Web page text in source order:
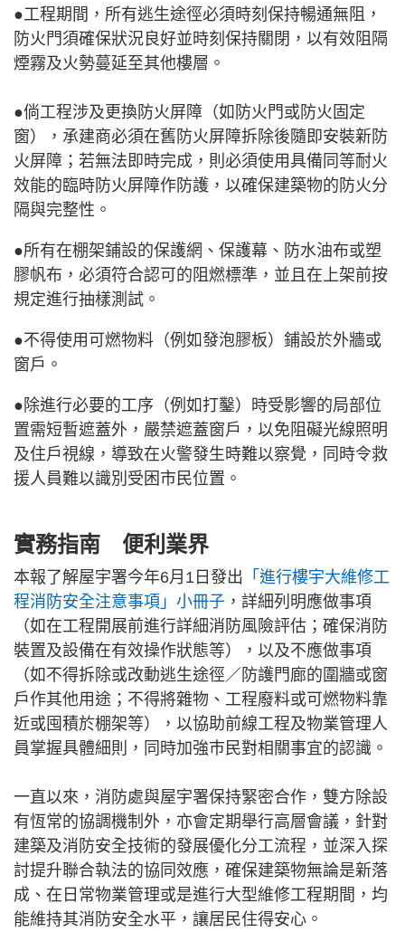
●工程期間，所有逃生途徑必須時刻保持暢通無阻，
防火門須確保狀況良好並時刻保持關閉，以有效阻隔
煙霧及火勢蔓延至其他樓層。
●倘工程涉及更換防火屏障（如防火門或防火固定
窗），承建商必須在舊防火屏障拆除後隨即安裝新防
火屏障；若無法即時完成，則必須使用具備同等耐火
效能的臨時防火屏障作防護，以確保建築物的防火分
隔與完整性。
●所有在棚架鋪設的保護網、保護幕、防水油布或塑
膠帆布，必須符合認可的阻燃標準，並且在上架前按
規定進行抽樣測試。
●不得使用可燃物料（例如發泡膠板）鋪設於外牆或
窗戶。
●除進行必要的工序（例如打鑿）時受影響的局部位
置需短暫遮蓋外，嚴禁遮蓋窗戶，以免阻礙光線照明
及住戶視線，導致在火警發生時難以察覺，同時令救
援人員難以識別受困市民位置。
實務指南 便利業界
本報了解屋宇署今年6月1日發出 「進行樓宇大維修工
程消防安全注意事項」小冊子 ，詳細列明應做事項
（如在工程開展前進行詳細消防風險評估；確保消防
裝置及設備在有效操作狀態等），以及不應做事項
（如不得拆除或改動逃生途徑／防護門廊的圍牆或窗
戶作其他用途；不得將雜物、工程廢料或可燃物料靠
近或囤積於棚架等），以協助前線工程及物業管理人
員掌握具體細則，同時加強巿民對相關事宜的認識。
一直以來，消防處與屋宇署保持緊密合作，雙方除設
有恆常的協調機制外，亦會定期舉行高層會議，針對
建築及消防安全技術的發展優化分工流程，並深入探
討提升聯合執法的協同效應，確保建築物無論是新落
成、在日常物業管理或是進行大型維修工程期間，均
能維持其消防安全水平，讓居民住得安心。